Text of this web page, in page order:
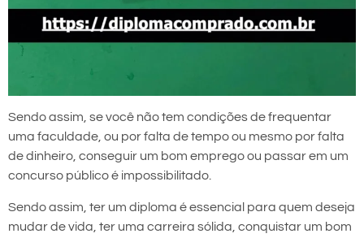
Sendo assim, se você não tem condições de frequentar
uma faculdade, ou por falta de tempo ou mesmo por falta
de dinheiro, conseguir um bom emprego ou passar em um
concurso público é impossibilitado.
Sendo assim, ter um diploma é essencial para quem deseja
mudar de vida, ter uma carreira sólida, conquistar um bom